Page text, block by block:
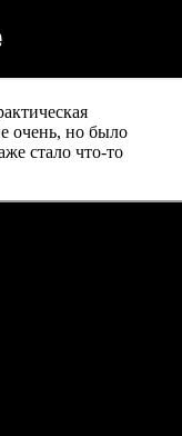
очень, но было
стало что-то